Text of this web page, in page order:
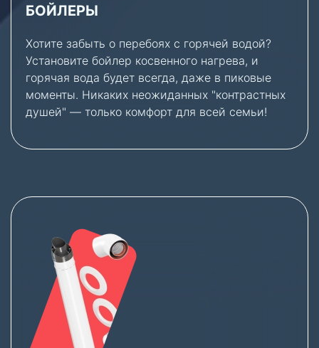
БОЙЛЕРЫ
Хотите забыть о перебоях с горячей водой?
Установите бойлер косвенного нагрева, и
горячая вода будет всегда, даже в пиковые
моменты. Никаких неожиданных "контрастных
душей" — только комфорт для всей семьи!